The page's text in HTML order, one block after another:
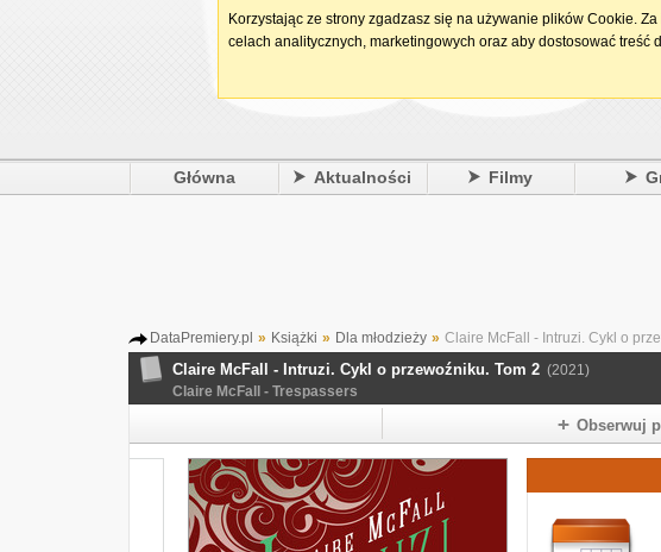
Główna Aktualności Filmy
DataPremiery.pl » Książki » Dla młodzieży » Claire McFall - Intruzi. Cykl o
Claire McFall - Intruzi. Cykl o przewoźniku. Tom 2 (2021)
Claire McFall - Trespassers
Obserwuj
Korzystając ze strony zgadzasz się na używanie plików Cookie.
celach analitycznych, marketingowych oraz aby dostosować treść